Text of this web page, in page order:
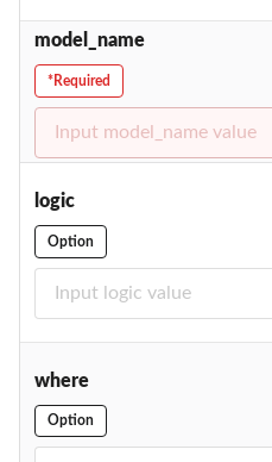
model_name
*Required
logic
Option
where
Option